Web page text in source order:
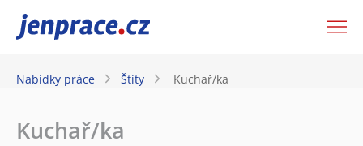
JenPráce.cz
Nabídky práce Štíty Kuchař/ka
Kuchař/ka